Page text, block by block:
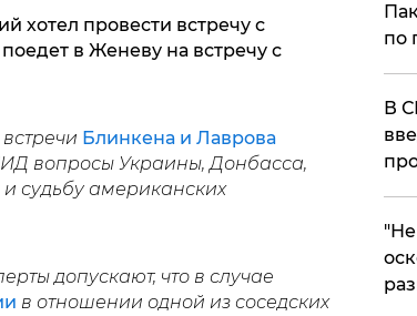
хотел провести встречу с
в Женеву на встречу с
Блинкена и Лаврова
вопросы Украины, Донбасса,
судьбу американских
допускают, что в случае
в отношении одной из соседских
по
В